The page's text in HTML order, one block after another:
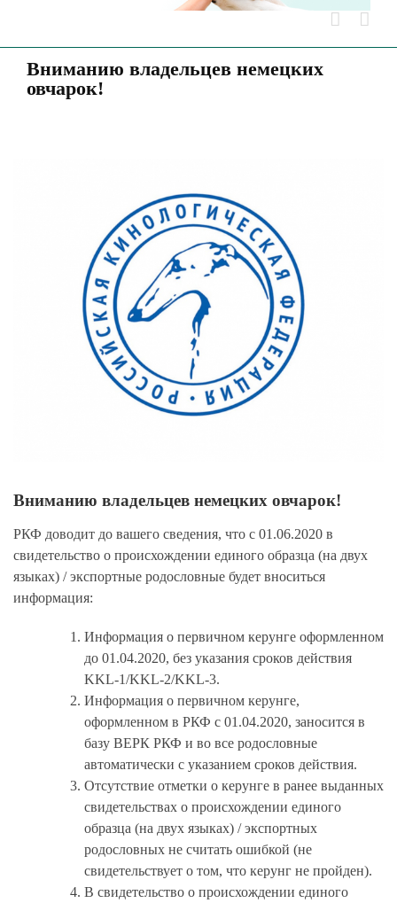
Вниманию владельцев немецких
овчарок!
Вниманию владельцев немецких овчарок!
РКФ доводит до вашего сведения, что с 01.06.2020 в
свидетельство о происхождении единого образца (на двух
языках) / экспортные родословные будет вноситься
информация:
Информация о первичном керунге оформленном
до 01.04.2020, без указания сроков действия
KKL-1/KKL-2/KKL-3.
Информация о первичном керунге,
оформленном в РКФ с 01.04.2020, заносится в
базу ВЕРК РКФ и во все родословные
автоматически с указанием сроков действия.
Отсутствие отметки о керунге в ранее выданных
свидетельствах о происхождении единого
образца (на двух языках) / экспортных
родословных не считать ошибкой (не
свидетельствует о том, что керунг не пройден).
В свидетельство о происхождении единого